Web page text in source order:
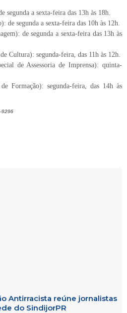
segunda a sexta-feira das 13h às 18h.
de segunda a sexta-feira das 10h às 12h.
de segunda a sexta-feira das 13h às
Cultura): segunda-feira, das 11h às 12h.
de Assessoria de Imprensa): quinta-
Formação): segunda-feira, das 14h às
9296
Antirracista reúne jornalistas
do SindijorPR